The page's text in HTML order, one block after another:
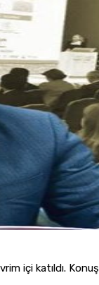
içi katıldı.